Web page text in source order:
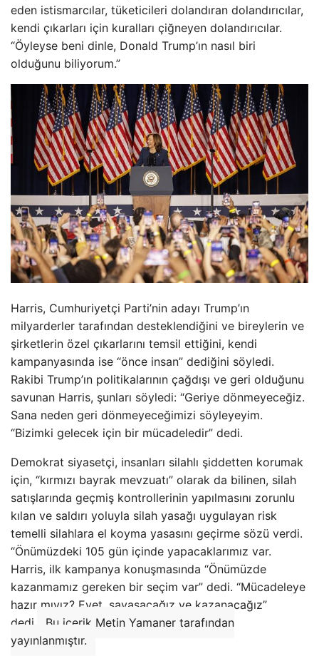
eden istismarcılar, tüketicileri dolandıran dolandırıcılar,
kendi çıkarları için kuralları çiğneyen dolandırıcılar.
“Öyleyse beni dinle, Donald Trump’ın nasıl biri
olduğunu biliyorum.”
Harris, Cumhuriyetçi Parti’nin adayı Trump’ın
milyarderler tarafından desteklendiğini ve bireylerin ve
şirketlerin özel çıkarlarını temsil ettiğini, kendi
kampanyasında ise “önce insan” dediğini söyledi.
Rakibi Trump’ın politikalarının çağdışı ve geri olduğunu
savunan Harris, şunları söyledi: “Geriye dönmeyeceğiz.
Sana neden geri dönmeyeceğimizi söyleyeyim.
“Bizimki gelecek için bir mücadeledir” dedi.
Demokrat siyasetçi, insanları silahlı şiddetten korumak
için, “kırmızı bayrak mevzuatı” olarak da bilinen, silah
satışlarında geçmiş kontrollerinin yapılmasını zorunlu
kılan ve saldırı yoluyla silah yasağı uygulayan risk
temelli silahlara el koyma yasasını geçirme sözü verdi.
“Önümüzdeki 105 gün içinde yapacaklarımız var.
Harris, ilk kampanya konuşmasında “Önümüzde
kazanmamız gereken bir seçim var” dedi. “Mücadeleye
hazır mıyız? Evet, savaşacağız ve kazanacağız”
dedi.
Bu içerik Metin Yamaner tarafından
yayınlanmıştır.